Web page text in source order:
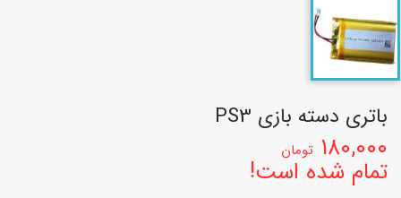
باتری دسته بازی PS3
180,000 تومان
تمام شده است!